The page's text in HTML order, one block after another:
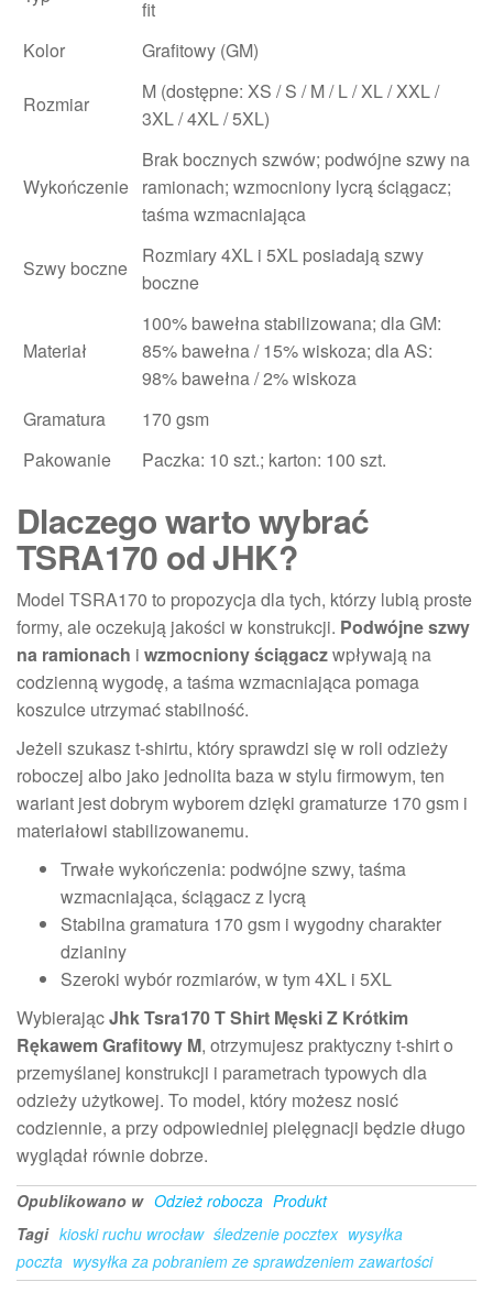
fit
Kolor
Grafitowy (GM)
Rozmiar
M (dostępne: XS / S / M / L / XL / XXL /
3XL / 4XL / 5XL)
Wykończenie
Brak bocznych szwów; podwójne szwy na
ramionach; wzmocniony lycrą ściągacz;
taśma wzmacniająca
Szwy boczne
Rozmiary 4XL i 5XL posiadają szwy
boczne
Materiał
100% bawełna stabilizowana; dla GM:
85% bawełna / 15% wiskoza; dla AS:
98% bawełna / 2% wiskoza
Gramatura
170 gsm
Pakowanie
Paczka: 10 szt.; karton: 100 szt.
Dlaczego warto wybrać
TSRA170 od JHK?
Model TSRA170 to propozycja dla tych, którzy lubią proste
formy, ale oczekują jakości w konstrukcji. Podwójne szwy
na ramionach i wzmocniony ściągaczwpływają na
codzienną wygodę, a taśma wzmacniająca pomaga
koszulce utrzymać stabilność.
Jeżeli szukasz t-shirtu, który sprawdzi się w roli odzieży
roboczej albo jako jednolita baza w stylu firmowym, ten
wariant jest dobrym wyborem dzięki gramaturze 170 gsm i
materiałowi stabilizowanemu.
Trwałe wykończenia: podwójne szwy, taśma
wzmacniająca, ściągacz z lycrą
Stabilna gramatura 170 gsm i wygodny charakter
dzianiny
Szeroki wybór rozmiarów, w tym 4XL i 5XL
WybierającJhk Tsra170 T Shirt Męski Z Krótkim
Rękawem Grafitowy M, otrzymujesz praktyczny t-shirt o
przemyślanej konstrukcji i parametrach typowych dla
odzieży użytkowej. To model, który możesz nosić
codziennie, a przy odpowiedniej pielęgnacji będzie długo
wyglądał równie dobrze.
Opublikowano w Odzież robocza Produkt
Tagi kioski ruchu wrocław śledzenie pocztex wysyłka
poczta wysyłka za pobraniem ze sprawdzeniem zawartości